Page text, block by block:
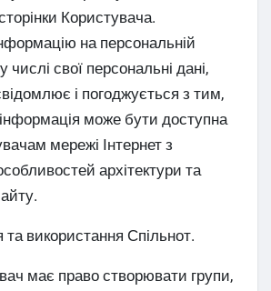
Користувача.
на персональній
числі свої персональні дані,
і погоджується з тим,
може бути доступна
мережі Інтернет з
архітектури та
використання Спільнот.
має право створювати групи,